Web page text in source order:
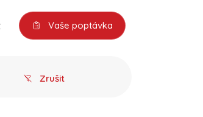
Vaše poptávka
Zrušit